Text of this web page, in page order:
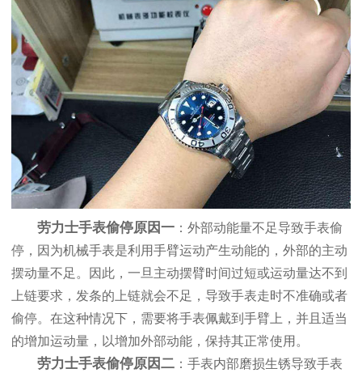
劳力士手表偷停原因一 ：外部动能量不足导致手表偷
停，因为机械手表是利用手臂运动产生动能的，外部的主动
摆动量不足。因此，一旦主动摆臂时间过短或运动量达不到
上链要求，发条的上链就会不足，导致手表走时不准确或者
偷停。在这种情况下，需要将手表佩戴到手臂上，并且适当
的增加运动量，以增加外部动能，保持其正常使用。
劳力士手表偷停原因二 ：手表内部磨损生锈导致手表